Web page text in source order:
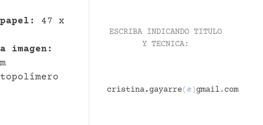
47 x
imagen:
ESCRIBA INDICANDO TITULO
Y TECNICA:
cristina.gayarre(æ)gmail.com